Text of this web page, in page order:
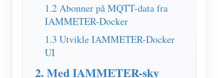
System for energiprognoser og -simulering
applikasjoner
Solar PV System Energy Monitor
butikk
Ressurser
1.2 Abonner på MQTT-data fra
IAMMETER-Docker
1.3 Utvikle IAMMETER-Docker
UI
2. Med IAMMETER-sky